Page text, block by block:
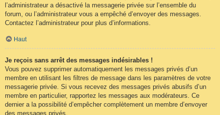
l’administrateur a désactivé la messagerie privée sur l’ensemble du
forum, ou l’administrateur vous a empêché d’envoyer des messages.
Contactez l’administrateur pour plus d’informations.
Haut
Je reçois sans arrêt des messages indésirables !
Vous pouvez supprimer automatiquement les messages privés d’un
membre en utilisant les filtres de message dans les paramètres de votre
messagerie privée. Si vous recevez des messages privés abusifs d’un
membre en particulier, rapportez les messages aux modérateurs. Ce
dernier a la possibilité d’empêcher complètement un membre d’envoyer
des messages privés.